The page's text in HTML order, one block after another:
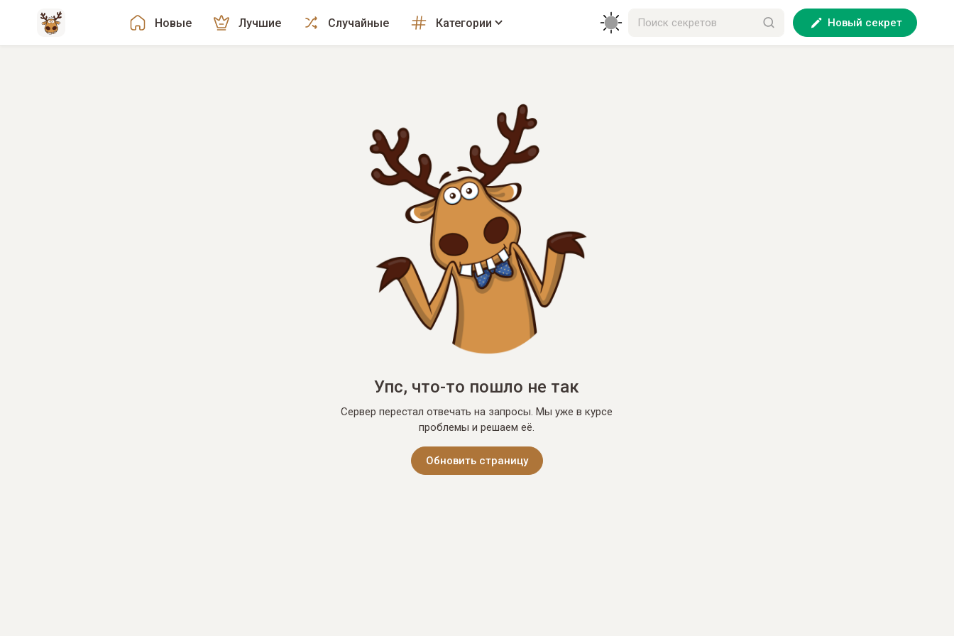
Новые Лучшие Случайные Категории Новый секрет
Упс, что-то пошло не так
Сервер перестал отвечать на запросы. Мы уже в курсе
проблемы и решаем её.
Обновить страницу